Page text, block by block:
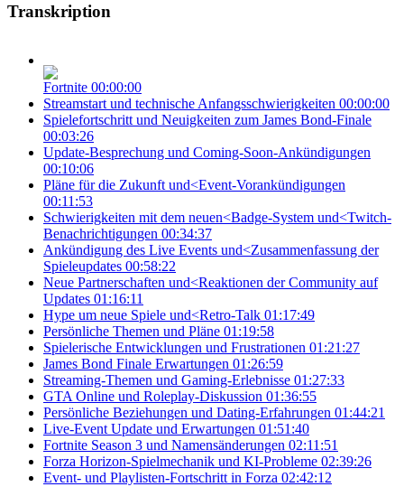
Transkription
Fortnite 00:00:00
Streamstart und technische Anfangsschwierigkeiten 00:00:00
Spielefortschritt und Neuigkeiten zum James Bond-Finale
00:03:26
Update-Besprechung und Coming-Soon-Ankündigungen
00:10:06
Pläne für die Zukunft und<Event-Vorankündigungen
00:11:53
Schwierigkeiten mit dem neuen<Badge-System und<Twitch-
Benachrichtigungen 00:34:37
Ankündigung des Live Events und<Zusammenfassung der
Spieleupdates 00:58:22
Neue Partnerschaften und<Reaktionen der Community auf
Updates 01:16:11
Hype um neue Spiele und<Retro-Talk 01:17:49
Persönliche Themen und Pläne 01:19:58
Spielerische Entwicklungen und Frustrationen 01:21:27
James Bond Finale Erwartungen 01:26:59
Streaming-Themen und Gaming-Erlebnisse 01:27:33
GTA Online und Roleplay-Diskussion 01:36:55
Persönliche Beziehungen und Dating-Erfahrungen 01:44:21
Live-Event Update und Erwartungen 01:51:40
Fortnite Season 3 und Namensänderungen 02:11:51
Forza Horizon-Spielmechanik und KI-Probleme 02:39:26
Event- und Playlisten-Fortschritt in Forza 02:42:12